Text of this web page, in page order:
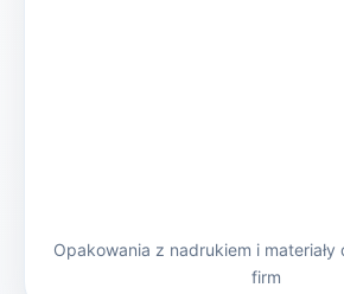
Opakowania z nadrukiem i
firm